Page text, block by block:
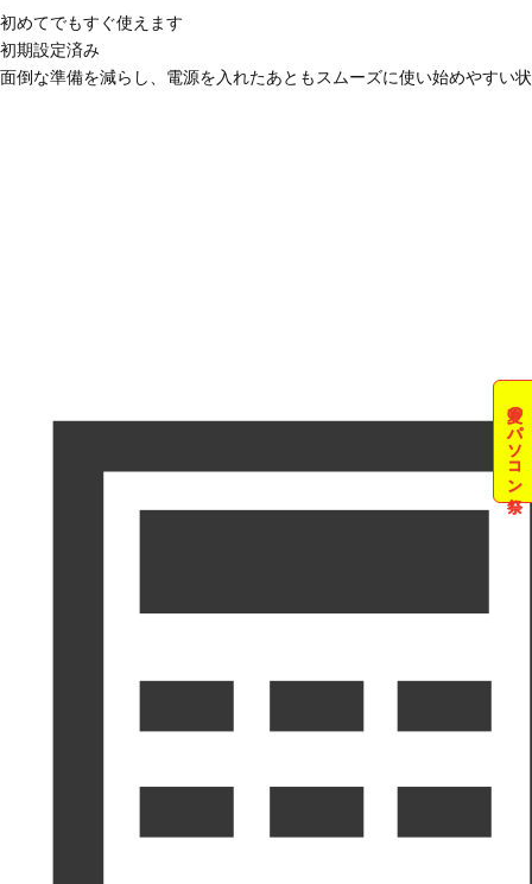
夏のパソコン祭
初めてでもすぐ使えます
初期設定済み
面倒な準備を減らし、電源を入れたあともスムーズに使い始めやすい